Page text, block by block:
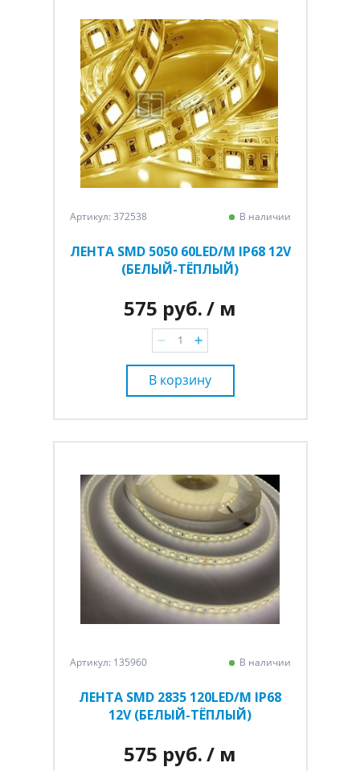
Артикул: 372538 В наличии
ЛЕНТА SMD 5050 60LED/M IP68 12V
(БЕЛЫЙ-ТЁПЛЫЙ)
575 руб./ м
В корзину
Артикул: 135960 В наличии
ЛЕНТА SMD 2835 120LED/M IP68
12V (БЕЛЫЙ-ТЁПЛЫЙ)
575 руб./ м